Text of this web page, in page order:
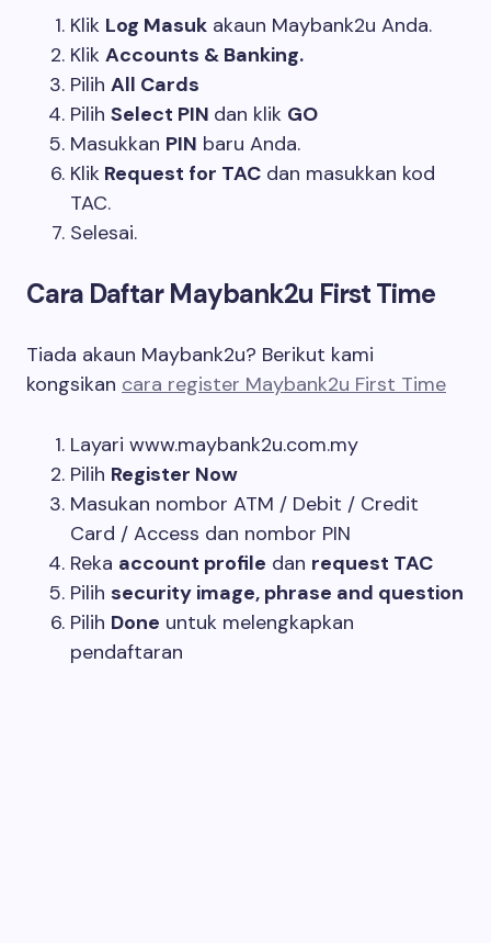
Klik Log Masuk akaun Maybank2u Anda.
Klik Accounts & Banking.
Pilih All Cards
Pilih Select PIN dan klik GO
Masukkan PIN baru Anda.
Klik Request for TAC dan masukkan kod
TAC.
Selesai.
Cara Daftar Maybank2u First Time
Tiada akaun Maybank2u? Berikut kami
kongsikan cara register Maybank2u First Time
Layari www.maybank2u.com.my
Pilih Register Now
Masukan nombor ATM / Debit / Credit
Card / Access dan nombor PIN
Reka account profile dan request TAC
Pilih security image, phrase and question
Pilih Done untuk melengkapkan
pendaftaran